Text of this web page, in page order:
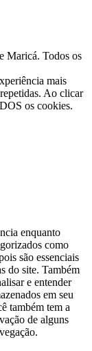
Maricá. Todos os
mais
Ao clicar
os cookies.
enquanto
como
são essenciais
do site. Também
e entender
em seu
também tem a
de alguns